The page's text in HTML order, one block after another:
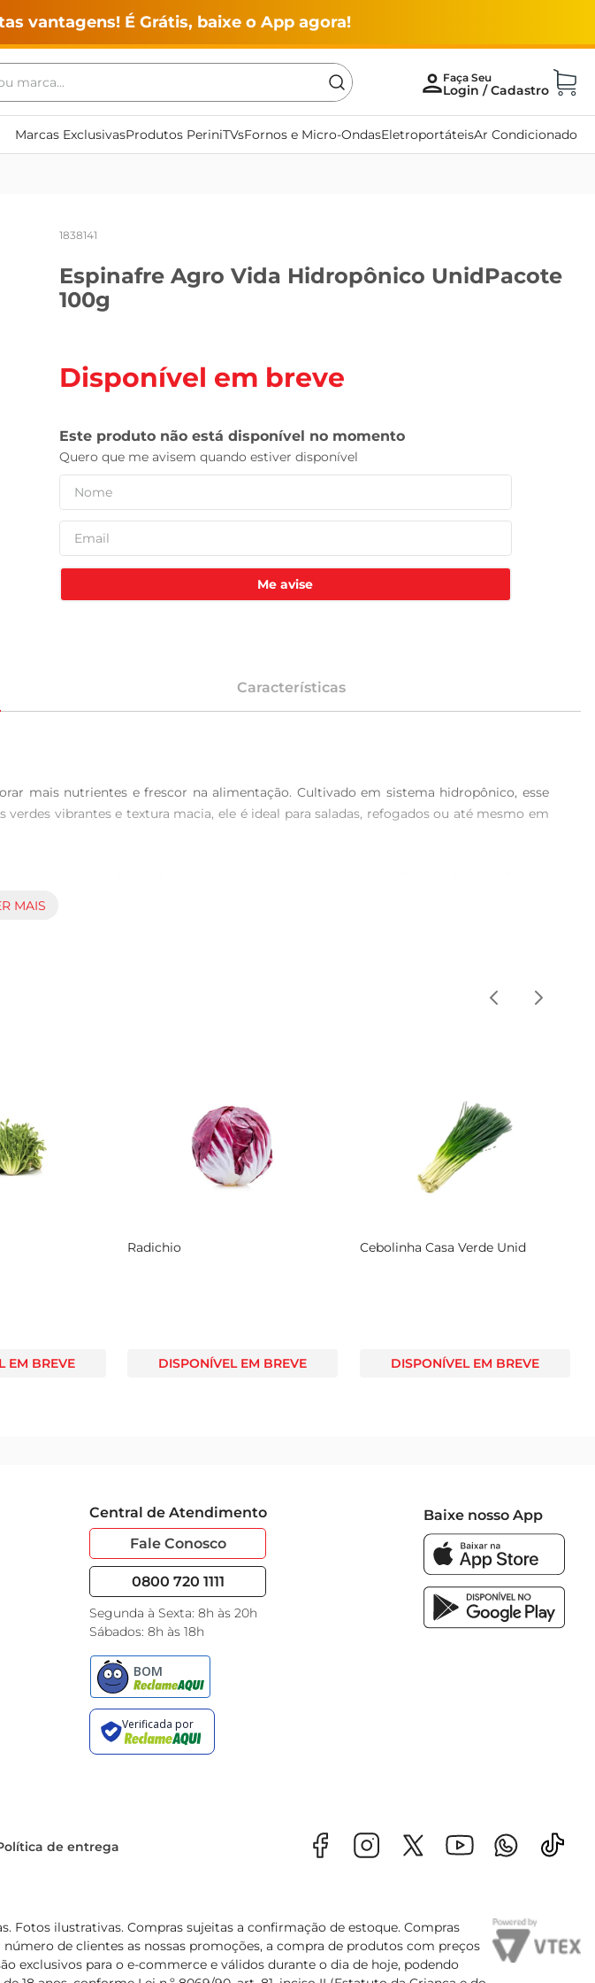
vantagens! É Grátis, baixe o App agora!
ou marca...
Marcas ExclusivasProdutos PeriniTVsFornos e Micro-OndasEletroportáteisAr Condicionado
1838141
Espinafre Agro Vida Hidropônico UnidPacote
100g
Disponível em breve
Me avise
Características
mais nutrientes e frescor na alimentação. Cultivado em sistema hidropônico, esse
vibrantes e textura macia, ele é ideal para saladas, refogados ou até mesmo em
que as folhas sejam colhidas frescas e com um sabor inigualável. A praticidade desse
óssea e manutenção da pele saudável. Incorporar o espinafre na dieta é uma forma
um recipiente fechado ou em um saco plástico. Assim, você poderá desfrutar de suas
remover qualquer resíduo.
saúde, sabor e sustentabilidade, contribuindo para uma alimentação equilibrada e
MAIS
EM BREVE
Radichio
DISPONÍVEL EM BREVE
Cebolinha Casa Verde Unid
DISPONÍVEL EM BREVE
Central de Atendimento
Fale Conosco
0800 720 1111
Segunda à Sexta: 8h às 20h
Sábados: 8h às 18h
Baixe nosso App
de entrega
Fotos ilustrativas. Compras sujeitas a confirmação de estoque. Compras
de clientes as nossas promoções, a compra de produtos com preços
exclusivos para o e-commerce e válidos durante o dia de hoje, podendo